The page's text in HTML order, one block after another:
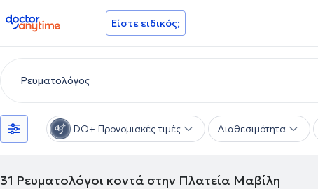
doctoranytime Είστε ειδικός;
DO+ Προνομιακές τιμές Διαθεσιμότητα
31 Ρευματολόγοι κοντά στην Πλατεία Μαβίλη